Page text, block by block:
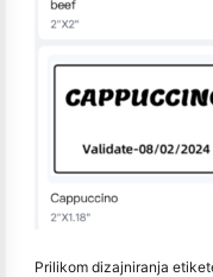
Prilikom dizajniranja